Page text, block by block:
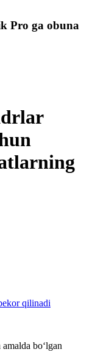
Pro ga obuna
qilinadi
boʻlgan